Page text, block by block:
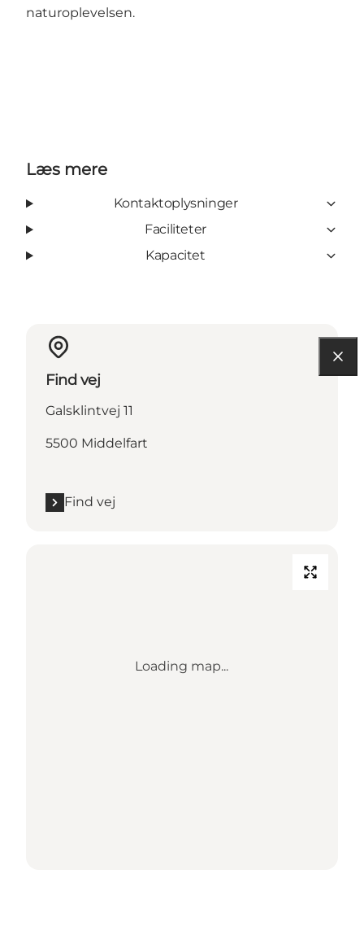
naturoplevelsen.
Læs mere
Kontaktoplysninger
Faciliteter
Kapacitet
Find vej
Galsklintvej 11
5500 Middelfart
Find vej
Loading map...